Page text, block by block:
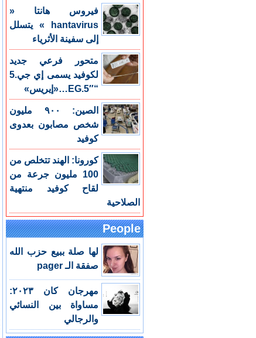
فيروس هانتا «
hantavirus » يتسلل
إلى سفينة الأثرياء
متحور فرعي جديد
لكوفيد يسمى إي جي.5
“EG.5″…«إيريس»
الصين: ٩٠٠ مليون
شخص مصابون بعدوى
كوفيد
كورونا: الهند تتخلص من
100 مليون جرعة من
لقاح كوفيد منتهية
الصلاحية
People
لها صلة ببيع حزب الله
صفقة الـ pager
مهرجان كان ٢٠٢٣:
مساواة بين النسائي
والرجالي